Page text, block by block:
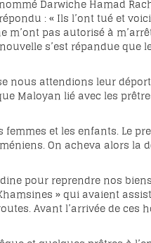
Darwiche Hamad
: « Ils l’ont tué et
pas autorisé à
s’est répandue
nous attendions leur
Maloyan lié avec les
et les enfants. Le
On acheva alors
pour reprendre nos
» qui avaient
Avant l’arrivée de